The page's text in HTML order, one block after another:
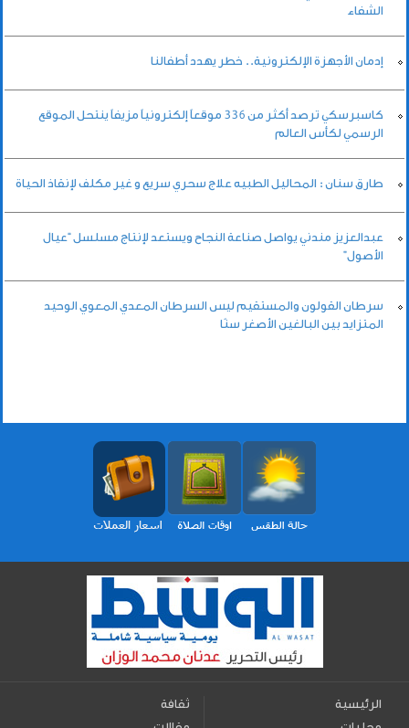
الشفاء
إدمان الأجهزة الإلكترونية.. خطر يهدد أطفالنا
كاسبرسكي ترصد أكثر من 336 موقعاً إلكترونياً مزيفاً ينتحل الموقع
الرسمي لكأس العالم
طارق سنان : المحاليل الطبيه علاج سحري سريع و غير مكلف لإنقاذ الحياة
عبدالعزيز مندني يواصل صناعة النجاح ويستعد لإنتاج مسلسل “عيال
الأصول”
سرطان القولون والمستقيم ليس السرطان المعدي المعوي الوحيد
المتزايد بين البالغين الأصغر سنًا
الرئيسية
ثقافة